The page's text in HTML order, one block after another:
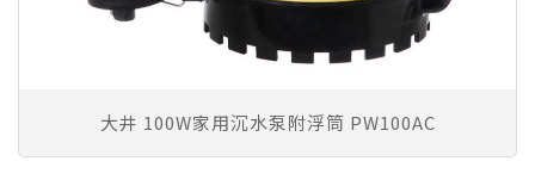
大井 100W家用沉水泵附浮筒 PW100AC